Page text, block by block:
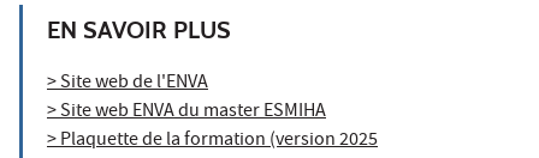
EN SAVOIR PLUS
> Site web de l'ENVA
> Site web ENVA du master ESMIHA
> Plaquette de la formation (version 2025